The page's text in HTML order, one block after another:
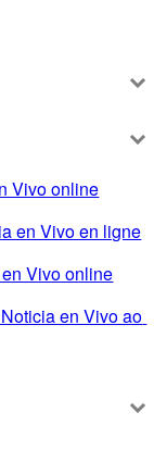
Vivo online
en Vivo en ligne
Vivo online
en Vivo ao